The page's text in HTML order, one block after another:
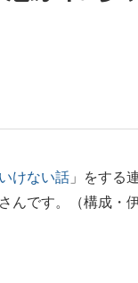
表・森保一監督...
けない話 」をする
んです。（構成・伊